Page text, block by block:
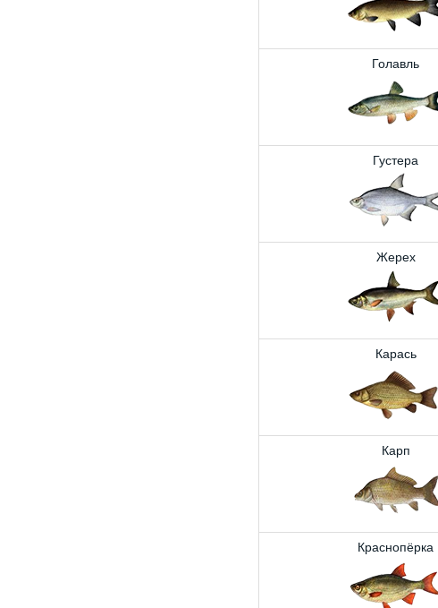
Голавль
Густера
Жерех
Карась
Карп
Краснопёрка